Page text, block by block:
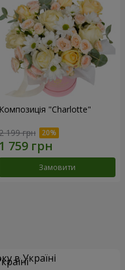
Композиція "Charlotte"
199 грн
Замовити
в Україні